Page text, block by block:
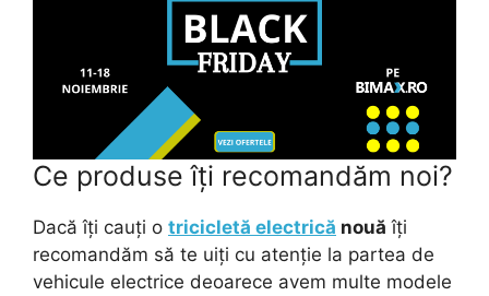
Ce produse îți recomandăm noi?
Dacă îți cauți o tricicletă electrică nouă îți
recomandăm să te uiți cu atenție la partea de
vehicule electrice deoarece avem multe modele